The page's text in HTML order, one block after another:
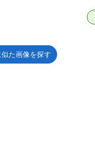
た画像を探す